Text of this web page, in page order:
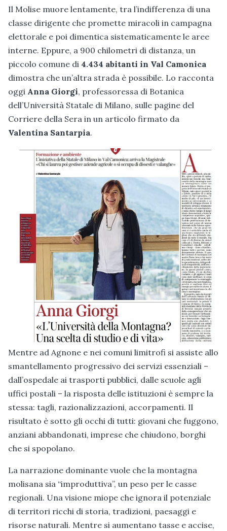
Il Molise muore lentamente, tra l’indifferenza di una
classe dirigente che promette miracoli in campagna
elettorale e poi dimentica sistematicamente le aree
interne. Eppure, a 900 chilometri di distanza, un
piccolo comune di 4.434 abitanti in Val Camonica
dimostra che un’altra strada è possibile. Lo racconta
oggi Anna Giorgi, professoressa di Botanica
dell’Università Statale di Milano, sulle pagine del
Corriere della Sera in un articolo firmato da
Valentina Santarpia.
Mentre ad Agnone e nei comuni limitrofi si assiste allo
smantellamento progressivo dei servizi essenziali –
dall’ospedale ai trasporti pubblici, dalle scuole agli
uffici postali – la risposta delle istituzioni è sempre la
stessa: tagli, razionalizzazioni, accorpamenti. Il
risultato è sotto gli occhi di tutti: giovani che fuggono,
anziani abbandonati, imprese che chiudono, borghi
che si spopolano.
La narrazione dominante vuole che la montagna
molisana sia “improduttiva”, un peso per le casse
regionali. Una visione miope che ignora il potenziale
di territori ricchi di storia, tradizioni, paesaggi e
risorse naturali. Mentre si aumentano tasse e accise,